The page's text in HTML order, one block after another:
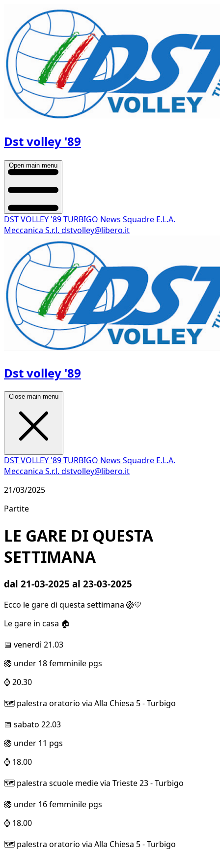
Dst volley '89
Open main menu
DST VOLLEY '89 TURBIGO News Squadre E.L.A.
Meccanica S.r.l. dstvolley@libero.it
Dst volley '89
Close main menu
DST VOLLEY '89 TURBIGO News Squadre E.L.A.
Meccanica S.r.l. dstvolley@libero.it
21/03/2025
Partite
LE GARE DI QUESTA
SETTIMANA
dal 21-03-2025 al 23-03-2025
Ecco le gare di questa settimana 🏐💙
Le gare in casa 🏠
📅 venerdì 21.03
🏐 under 18 femminile pgs
⌚ 20.30
🗺️ palestra oratorio via Alla Chiesa 5 - Turbigo
📅 sabato 22.03
🏐 under 11 pgs
⌚ 18.00
🗺️ palestra scuole medie via Trieste 23 - Turbigo
🏐 under 16 femminile pgs
⌚ 18.00
🗺️ palestra oratorio via Alla Chiesa 5 - Turbigo